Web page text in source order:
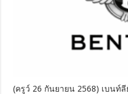
เทคนิค
ทาง
ใหม่
(ครูว์ 26 กันยายน 2568) เบนท์